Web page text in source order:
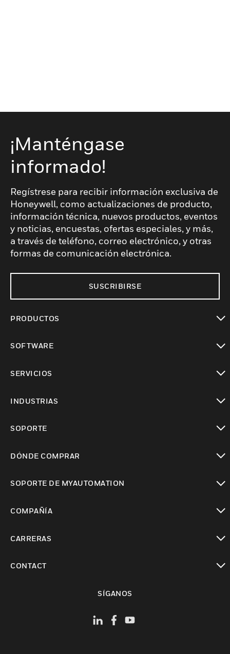
¡Manténgase
informado!
Regístrese para recibir información exclusiva de
Honeywell, como actualizaciones de producto,
información técnica, nuevos productos, eventos
y noticias, encuestas, ofertas especiales, y más,
a través de teléfono, correo electrónico, y otras
formas de comunicación electrónica.
SUSCRIBIRSE
PRODUCTOS
SOFTWARE
SERVICIOS
INDUSTRIAS
SOPORTE
DÓNDE COMPRAR
SOPORTE DE MYAUTOMATION
COMPAÑÍA
CARRERAS
CONTACT
SÍGANOS